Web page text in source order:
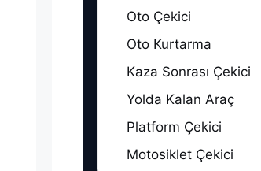
Oto Çekici
Oto Kurtarma
Kaza Sonrası Çekici
Yolda Kalan Araç
Platform Çekici
Motosiklet Çekici